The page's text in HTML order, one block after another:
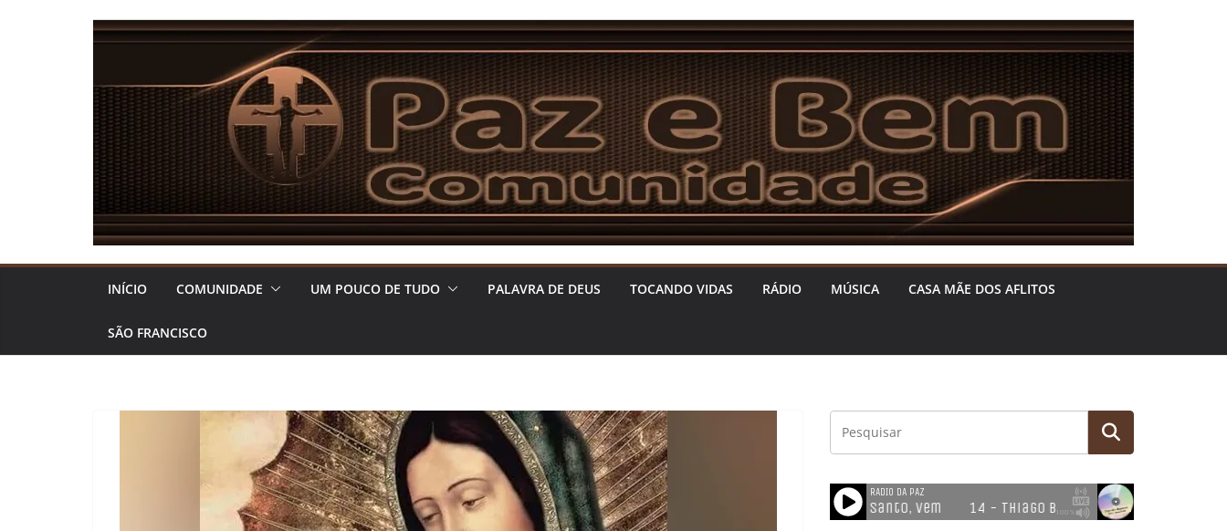
INÍCIO COMUNIDADE UM POUCO DE TUDO PALAVRA DE DEUS TOCANDO VIDAS RÁDIO MÚSICA CASA MÃE DOS AFLITOS
SÃO FRANCISCO